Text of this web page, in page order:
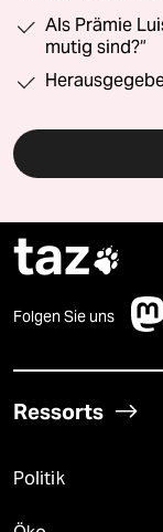
Als Prämie
mutig sind?“
taz
Folgen Sie uns
Ressorts
Politik